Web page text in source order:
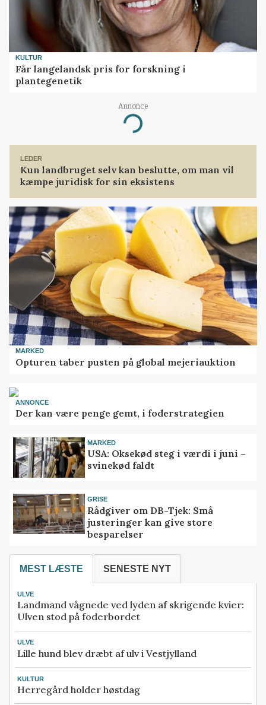
KULTUR
Får langelandsk pris for forskning i
plantegenetik
Annonce
Loading...
LEDER
Kun landbruget selv kan beslutte, om man vil
kæmpe juridisk for sin eksistens
MARKED
Opturen taber pusten på global mejeriauktion
ANNONCE
Der kan være penge gemt, i foderstrategien
MARKED
USA: Oksekød steg i værdi i juni –
svinekød faldt
GRISE
Rådgiver om DB-Tjek: Små
justeringer kan give store
besparelser
MEST LÆSTE SENESTE NYT
ULVE
Landmand vågnede ved lyden af skrigende kvier:
Ulven stod på foderbordet
ULVE
Lille hund blev dræbt af ulv i Vestjylland
KULTUR
Herregård holder høstdag